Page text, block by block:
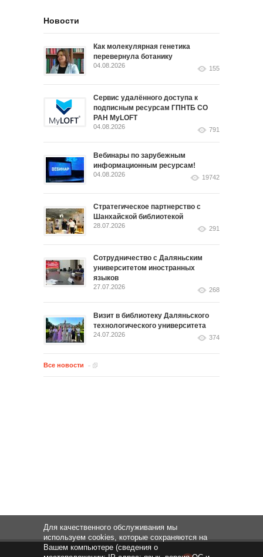
Новости
Как молекулярная генетика
перевернула ботанику
04.08.2026 155
Сервис удалённого доступа к
подписным ресурсам ГПНТБ СО
РАН MyLOFT
04.08.2026 791
Вебинары по зарубежным
информационным ресурсам!
04.08.2026 19742
Стратегическое партнерство с
Шанхайской библиотекой
28.07.2026 291
Сотрудничество с Даляньским
университетом иностранных
языков
27.07.2026 268
Визит в библиотеку Даляньского
технологического университета
24.07.2026 374
Все новости
Для качественного обслуживания мы
используем cookies, которые сохраняются на
Вашем компьютере (сведения о